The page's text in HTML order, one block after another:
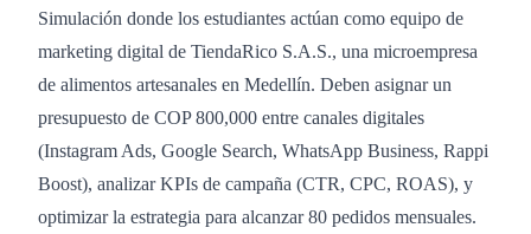
Simulación donde los estudiantes actúan como equipo de
marketing digital de TiendaRico S.A.S., una microempresa
de alimentos artesanales en Medellín. Deben asignar un
presupuesto de COP 800,000 entre canales digitales
(Instagram Ads, Google Search, WhatsApp Business, Rappi
Boost), analizar KPIs de campaña (CTR, CPC, ROAS), y
optimizar la estrategia para alcanzar 80 pedidos mensuales.